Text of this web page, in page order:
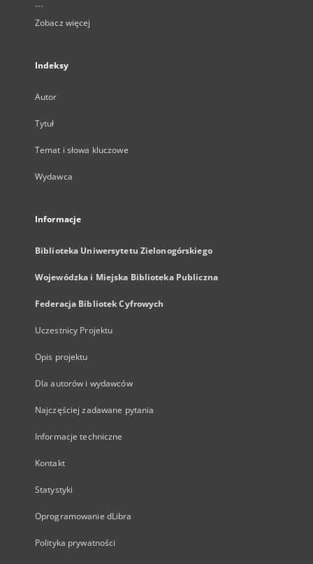
...
Zobacz więcej
Indeksy
Autor
Tytuł
Temat i słowa kluczowe
Wydawca
Informacje
Biblioteka Uniwersytetu Zielonogórskiego
Wojewódzka i Miejska Biblioteka Publiczna
Federacja Bibliotek Cyfrowych
Uczestnicy Projektu
Opis projektu
Dla autorów i wydawców
Najczęściej zadawane pytania
Informacje techniczne
Kontakt
Statystyki
Oprogramowanie dLibra
Polityka prywatności